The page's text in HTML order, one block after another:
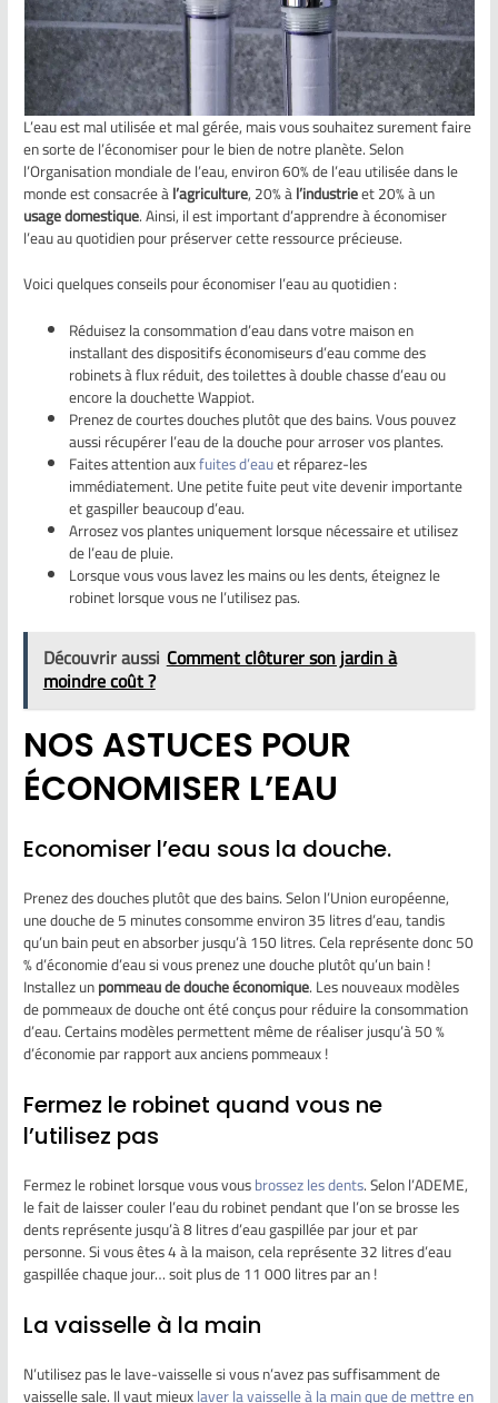
L’eau est mal utilisée et mal gérée, mais vous souhaitez surement faire
en sorte de l’économiser pour le bien de notre planète. Selon
l’Organisation mondiale de l’eau, environ 60% de l’eau utilisée dans le
monde est consacrée àl’agriculture, 20% àl’industrieet 20% à un
usage domestique. Ainsi, il est important d’apprendre à économiser
l’eau au quotidien pour préserver cette ressource précieuse.
Voici quelques conseils pour économiser l’eau au quotidien :
Réduisez la consommation d’eau dans votre maison en
installant des dispositifs économiseurs d’eau comme des
robinets à flux réduit, des toilettes à double chasse d’eau ou
encore la douchette Wappiot.
Prenez de courtes douches plutôt que des bains. Vous pouvez
aussi récupérer l’eau de la douche pour arroser vos plantes.
Faites attention auxfuites d’eauet réparez-les
immédiatement. Une petite fuite peut vite devenir importante
et gaspiller beaucoup d’eau.
Arrosez vos plantes uniquement lorsque nécessaire et utilisez
de l’eau de pluie.
Lorsque vous vous lavez les mains ou les dents, éteignez le
robinet lorsque vous ne l’utilisez pas.
Découvrir aussi Comment clôturer son jardin à
moindre coût ?
NOS ASTUCES POUR
ÉCONOMISER L’EAU
Economiser l’eau sous la douche.
Prenez des douches plutôt que des bains. Selon l’Union européenne,
une douche de 5 minutes consomme environ 35 litres d’eau, tandis
qu’un bain peut en absorber jusqu’à 150 litres. Cela représente donc 50
% d’économie d’eau si vous prenez une douche plutôt qu’un bain !
Installez unpommeau de douche économique. Les nouveaux modèles
de pommeaux de douche ont été conçus pour réduire la consommation
d’eau. Certains modèles permettent même de réaliser jusqu’à 50 %
d’économie par rapport aux anciens pommeaux !
Fermez le robinet quand vous ne
l’utilisez pas
Fermez le robinet lorsque vous vousbrossez les dents. Selon l’ADEME,
le fait de laisser couler l’eau du robinet pendant que l’on se brosse les
dents représente jusqu’à 8 litres d’eau gaspillée par jour et par
personne. Si vous êtes 4 à la maison, cela représente 32 litres d’eau
gaspillée chaque jour… soit plus de 11 000 litres par an !
La vaisselle à la main
N’utilisez pas le lave-vaisselle si vous n’avez pas suffisamment de
vaisselle sale. Il vaut mieuxlaver la vaisselle à la main que de mettre en